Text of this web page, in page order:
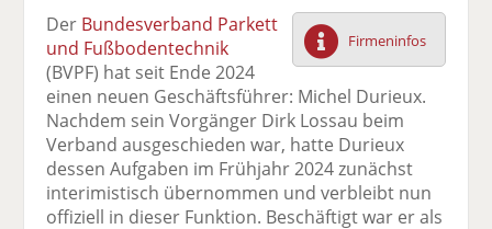
F
ac
e
b
o
o
k
te
il
tt
er
n
Li
n
k
e
di
n
te
il
e
E
m
ai
l
v
er
se
n
d
ck
e
n
Firmeninfos
Der Bundesverband Parkett
und Fußbodentechnik
(BVPF) hat seit Ende 2024
einen neuen Geschäftsführer: Michel Durieux.
Nachdem sein Vorgänger Dirk Lossau beim
Verband ausgeschieden war, hatte Durieux
dessen Aufgaben im Frühjahr 2024 zunächst
interimistisch übernommen und verbleibt nun
offiziell in dieser Funktion. Beschäftigt war er als